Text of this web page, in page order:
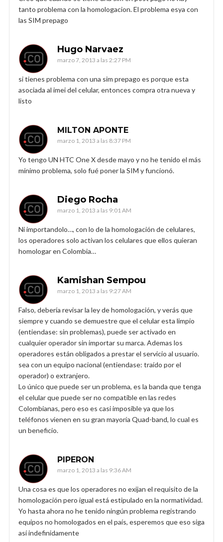
tanto problema con la homologacion. El problema esya con
las SIM prepago
Hugo Narvaez
marzo 7, 2013 a las 2:27 PM
si tienes problema con una sim prepago es porque esta
asociada al imei del celular, entonces compra otra nueva y
listo
MILTON APONTE
marzo 1, 2013 a las 8:37 PM
Yo tengo UN HTC One X desde mayo y no he tenido el más
mínimo problema, solo fué poner la SIM y funcionó.
Diego Rocha
marzo 1, 2013 a las 9:01 AM
Ni importandolo…, con lo de la homologación de celulares,
los operadores solo activan los celulares que ellos quieran
homologar en Colombia…
Kamishan Sempou
marzo 1, 2013 a las 9:27 AM
Falso, debería revisar la ley de homologación, y verás que
siempre y cuando se demuestre que el celular esta limpio
(entiendase: sin problemas), puede ser activado en
cualquier operador sin importar su marca. Ademas los
operadores están obligados a prestar el servicio al usuario.
sea con un equipo nacional (entiendase: traído por el
operador) o extranjero.
Lo único que puede ser un problema, es la banda que tenga
el celular que puede ser no compatible en las redes
Colombianas, pero eso es casi imposible ya que los
teléfonos vienen en su gran mayoría Quad-band, lo cual es
un beneficio.
PIPERON
marzo 1, 2013 a las 9:36 AM
Una cosa es que los operadores no exijan el requisito de la
homologación pero igual está estipulado en la normatividad.
Yo hasta ahora no he tenido ningún problema registrando
equipos no homologados en el país, esperemos que eso siga
así indefinidamente